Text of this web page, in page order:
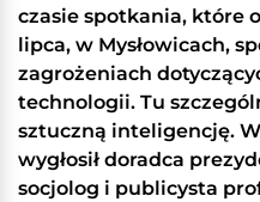
czasie spotkania, które
lipca, w Mysłowicach,
zagrożeniach
technologii. Tu
sztuczną inteligencję.
wygłosił doradca
socjolog i publicysta